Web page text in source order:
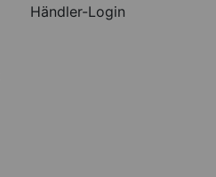
Händler-Login